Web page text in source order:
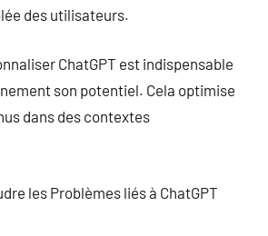
des utilisateurs.
ChatGPT est indispensable
son potentiel. Cela optimise
dans des contextes
les Problèmes liés à ChatGPT